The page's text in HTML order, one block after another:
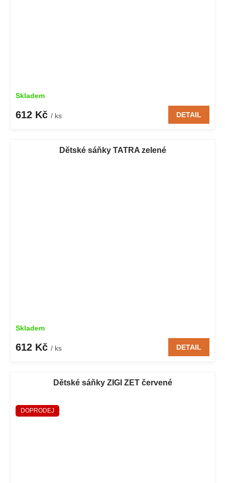
Skladem
612 Kč / ks DETAIL
Dětské sáňky TATRA zelené
Skladem
612 Kč / ks DETAIL
Dětské sáňky ZIGI ZET červené
DOPRODEJ